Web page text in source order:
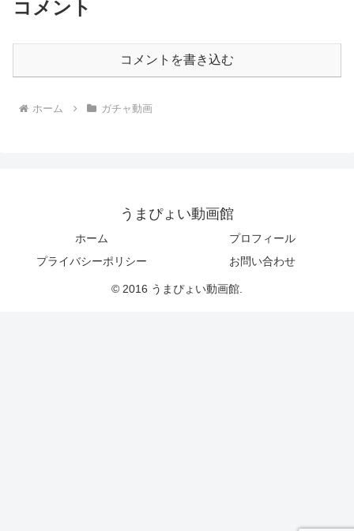
コメント
コメントを書き込む
ホーム ガチャ動画
うまぴょい動画館
ホーム
プロフィール
プライバシーポリシー
お問い合わせ
© 2016 うまぴょい動画館.